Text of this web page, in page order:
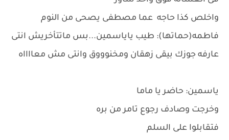
واخلص كذا حاجه عما مصطفى يصحى من النوم
فاطمه(حماتها): طيب ياياسمين...بس ماتتأخريش انتى
عارفه جوزك بيقى زهقان ومخنوووق وانتى مش معااااه
ياسمين: حاضر يا ماما
وخرجت وصادف رجوع تامر من بره
فتقابلوا على السلم